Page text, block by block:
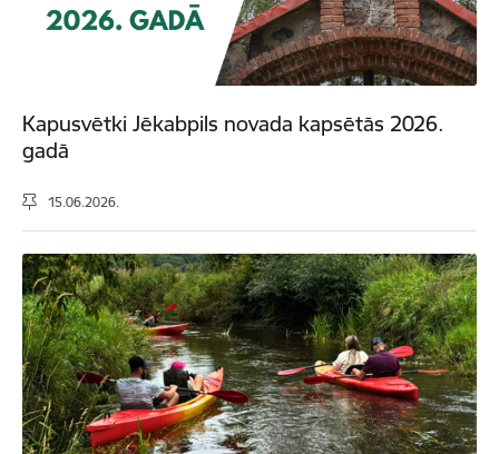
Kapusvētki Jēkabpils novada kapsētās 2026.
gadā
15.06.2026.